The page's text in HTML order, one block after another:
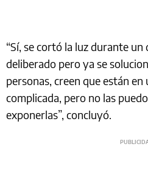
“Sí, se cortó la luz durante
deliberado pero ya se
personas, creen que están en
complicada, pero no las
exponerlas”, concluyó.